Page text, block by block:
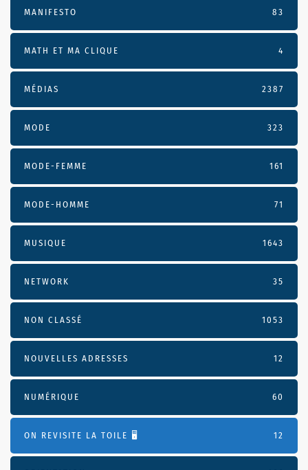
MANIFESTO 83
MATH ET MA CLIQUE 4
MÉDIAS 2387
MODE 323
MODE-FEMME 161
MODE-HOMME 71
MUSIQUE 1643
NETWORK 35
NON CLASSÉ 1053
NOUVELLES ADRESSES 12
NUMÉRIQUE 60
ON REVISITE LA TOILE 🖥️ 12